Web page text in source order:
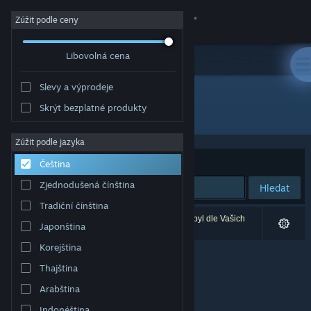
Přihlásit se
Komunita
Informace
Podpora
Změnit jazyk
Mobilní aplikace služby Steam
Desktopová verze stránky
Zúžit podle ceny
Libovolná cena
Slevy a výprodeje
Skrýt bezplatné produkty
Zúžit podle jazyka
Čeština
Zjednodušená čínština
Tradiční čínština
Japonština
Korejština
Thajština
Arabština
Vývojář: Laser Unicorns
Seřadit podle
Hledat
Vašemu zadání odpovídá 0 výsledků. 1 produkt byl dle Vašich
předvoleb vyloučen z výsledků vyhledávání.